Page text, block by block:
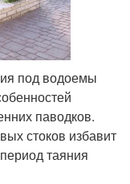
под водоемы
паводков.
стоков избавит
таяния